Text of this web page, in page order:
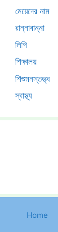
মেয়েদের নাম
রান্নাবান্না
লিপি
শিক্ষালয়
শিশুমনস্তত্ত্ব
স্বাস্থ্য
Home